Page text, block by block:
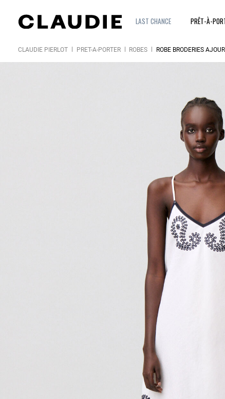
LAST CHANCE PRÊT-À-
CLAUDIE PIERLOT PRÊT-À-PORTER ROBES ROBE BRODERIES